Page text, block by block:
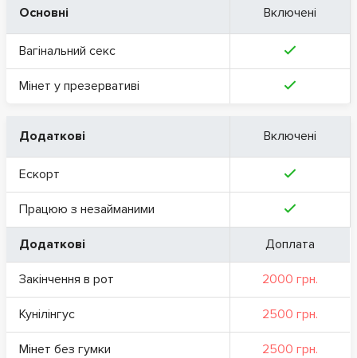
Основні Включені
Вагінальний секс
Мінет у презервативі
Додаткові Включені
Ескорт
Працюю з незайманими
Додаткові Доплата
Закінчення в рот 2000 грн.
Кунілінгус 2500 грн.
Мінет без гумки 2500 грн.